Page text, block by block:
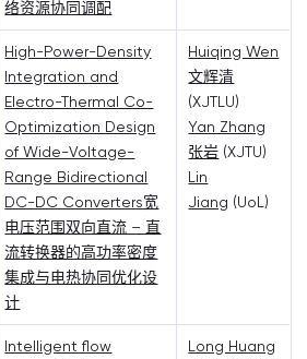
络资源协同调配
High-Power-Density
Integration and
Electro-Thermal Co-
Optimization Design
of Wide-Voltage-
Range Bidirectional
DC-DC Converters宽
电压范围双向直流 – 直
流转换器的高功率密度
集成与电热协同优化设
计
Huiqing Wen
文辉清
(XJTLU)
Yan Zhang
张岩 (XJTU)
Lin
Jiang (UoL)
Intelligent flow
Long Huang